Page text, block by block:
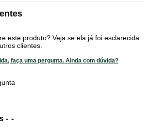
este produto? Veja se ela já foi esclarecida
clientes.
faça uma pergunta. Ainda com dúvida?